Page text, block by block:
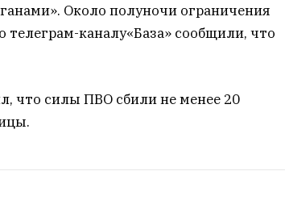
Около полуночи ограничения
каналу«База» сообщили, что
что силы ПВО сбили не менее 20